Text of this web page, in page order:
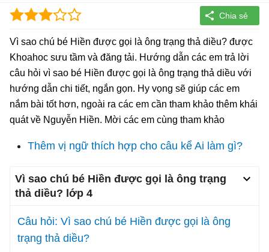
Vì sao chú bé Hiền được gọi là ông trạng thả diều? được
Khoahoc sưu tầm và đăng tải. Hướng dẫn các em trả lời
câu hỏi vì sao bé Hiền được gọi là ông trạng thả diều với
hướng dẫn chi tiết, ngắn gọn. Hy vọng sẽ giúp các em
nắm bài tốt hơn, ngoài ra các em cần tham khảo thêm khái
quát về Nguyễn Hiền. Mời các em cùng tham khảo
Thêm vị ngữ thích hợp cho câu kể Ai làm gì?
Vì sao chú bé Hiền được gọi là ông trạng
thả diều? lớp 4
Câu hỏi: Vì sao chú bé Hiền được gọi là ông
trạng thả diều?